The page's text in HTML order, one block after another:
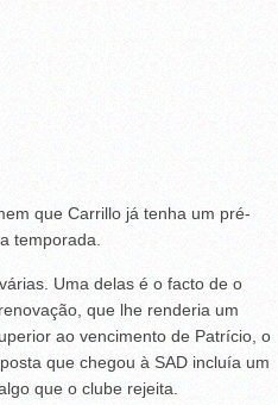
que Carrillo já tenha um pré-
temporada.
Uma delas é o facto de o
que lhe renderia um
ao vencimento de Patrício, o
que chegou à SAD incluía um
que o clube rejeita.